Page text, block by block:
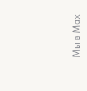
Мы в Max